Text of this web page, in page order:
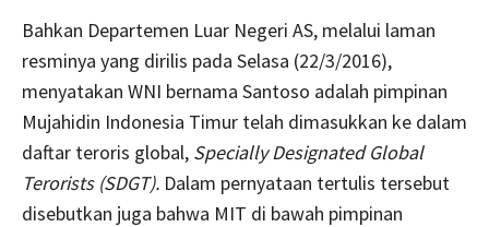
Bahkan Departemen Luar Negeri AS, melalui laman
resminya yang dirilis pada Selasa (22/3/2016),
menyatakan WNI bernama Santoso adalah pimpinan
Mujahidin Indonesia Timur telah dimasukkan ke dalam
daftar teroris global, Specially Designated Global
Terorists (SDGT). Dalam pernyataan tertulis tersebut
disebutkan juga bahwa MIT di bawah pimpinan